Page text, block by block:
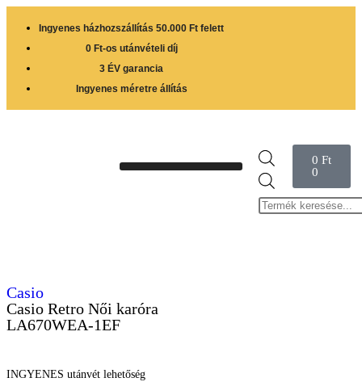
Ingyenes házhozszállítás 50.000 Ft felett
0 Ft-os utánvételi díj
3 ÉV garancia
Ingyenes méretre állítás
0Ft
0
Casio
Casio Retro Női karóra
LA670WEA-1EF
INGYENES utánvét lehetőség